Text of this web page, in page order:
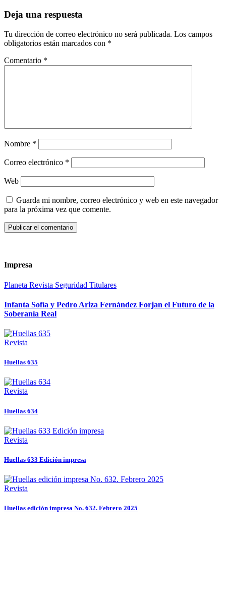
Deja una respuesta
Tu dirección de correo electrónico no será publicada. Los campos
obligatorios están marcados con *
Comentario *
Nombre *
Correo electrónico *
Web
Guarda mi nombre, correo electrónico y web en este navegador
para la próxima vez que comente.
Impresa
Planeta Revista Seguridad Titulares
Infanta Sofía y Pedro Ariza Fernández Forjan el Futuro de la
Soberanía Real
Revista
Huellas 635
Revista
Huellas 634
Revista
Huellas 633 Edición impresa
Revista
Huellas edición impresa No. 632. Febrero 2025